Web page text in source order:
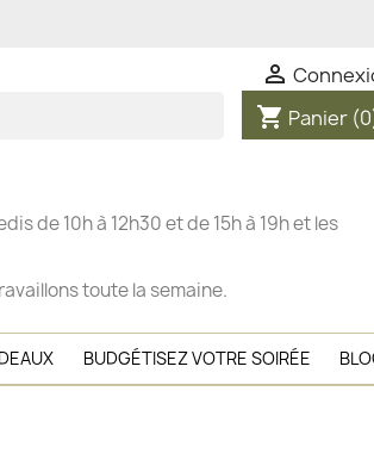

shopping_cart Panier
de 10h à 12h30 et de 15h à 19h et les
toute la semaine.
BUDGÉTISEZ VOTRE SOIRÉE